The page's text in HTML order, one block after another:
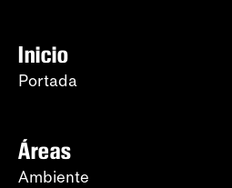
Inicio
Portada
Áreas
Ambiente